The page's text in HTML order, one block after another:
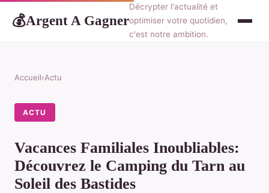
💰Argent A Gagner
Décrypter l'actualité et
optimiser votre quotidien,
c'est notre ambition.
Accueil›Actu
ACTU
Vacances Familiales Inoubliables:
Découvrez le Camping du Tarn au
Soleil des Bastides